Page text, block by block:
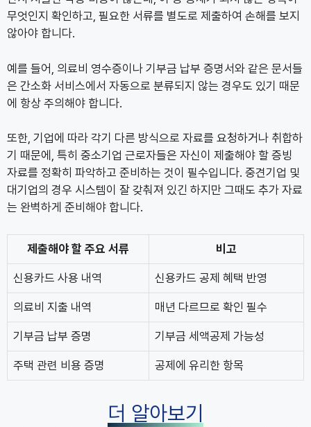
무엇인지 확인하고, 필요한 서류를 별도로 제출하여 손해를 보지
않아야 합니다.
예를 들어, 의료비 영수증이나 기부금 납부 증명서와 같은 문서들
은 간소화 서비스에서 자동으로 분류되지 않는 경우도 있기 때문
에 항상 주의해야 합니다.
또한, 기업에 따라 각기 다른 방식으로 자료를 요청하거나 취합하
기 때문에, 특히 중소기업 근로자들은 자신이 제출해야 할 증빙
자료를 정확히 파악하고 준비하는 것이 필수입니다. 중견기업 및
대기업의 경우 시스템이 잘 갖춰져 있긴 하지만 그때도 추가 자료
는 완벽하게 준비해야 합니다.
제출해야 할 주요 서류 비고
신용카드 사용 내역 신용카드 공제 혜택 반영
의료비 지출 내역 매년 다르므로 확인 필수
기부금 납부 증명 기부금 세액공제 가능성
주택 관련 비용 증명 공제에 유리한 항목
더 알아보기